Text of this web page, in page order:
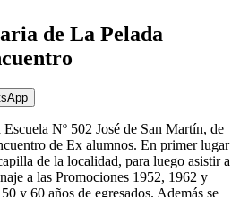
de La Pelada
Nº 502 José de San Martín, de
de Ex alumnos. En primer lugar
de la localidad, para luego asistir a
a las Promociones 1952, 1962 y
y 60 años de egresados. Además se